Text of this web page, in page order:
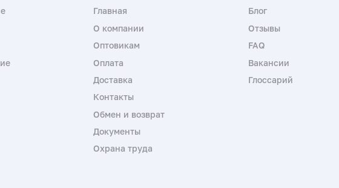
Главная
О компании
Оптовикам
Оплата
Доставка
Контакты
Обмен и возврат
Документы
Охрана труда
Блог
Отзывы
FAQ
Вакансии
Глоссарий